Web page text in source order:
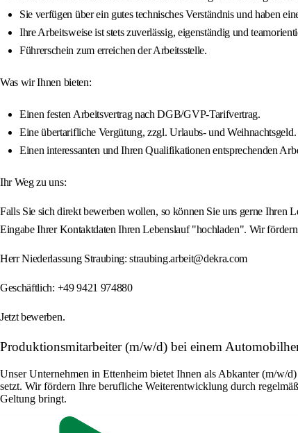
Sie verfügen über ein gutes technisches Verständnis und haben
Ihre Arbeitsweise ist stets zuverlässig, eigenständig und
Führerschein zum erreichen der Arbeitsstelle.
Was wir Ihnen bieten:
Einen festen Arbeitsvertrag nach DGB/GVP-Tarifvertrag.
Eine übertarifliche Vergütung, zzgl. Urlaubs- und Weihnachtsgeld.
Einen interessanten und Ihren Qualifikationen entsprechenden
Ihr Weg zu uns:
Falls Sie sich direkt bewerben wollen, so können Sie uns gerne Ihren
Eingabe Ihrer Kontaktdaten Ihren Lebenslauf "hochladen". Wir
Herr Niederlassung Straubing: straubing.arbeit@dekra.com
Geschäftlich: +49 9421 974880
Jetzt bewerben.
Produktionsmitarbeiter (m/w/d) bei einem
Unser Unternehmen in Ettenheim bietet Ihnen als Abkanter (m/w/
setzt. Wir fördern Ihre berufliche Weiterentwicklung durch
Geltung bringt.